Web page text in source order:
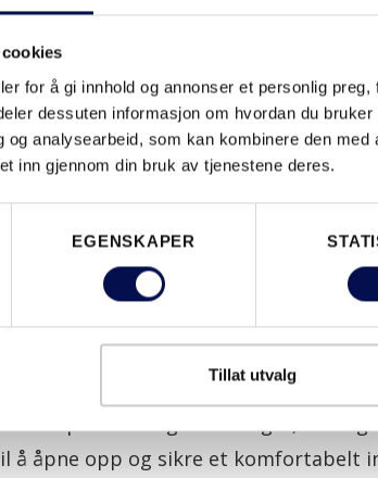
for å gi innhold og annonser et personlig
dessuten informasjon om hvordan du
og analysearbeid, som kan kombinere den
inn gjennom din bruk av tjenestene deres.
EGENSKAPER
Tillat utvalg
TIL SPAAVDELINGEN
velges ofte innvendige dører med
inn i spaets mange bassenger, bad
å åpne opp og sikre et komfortabelt